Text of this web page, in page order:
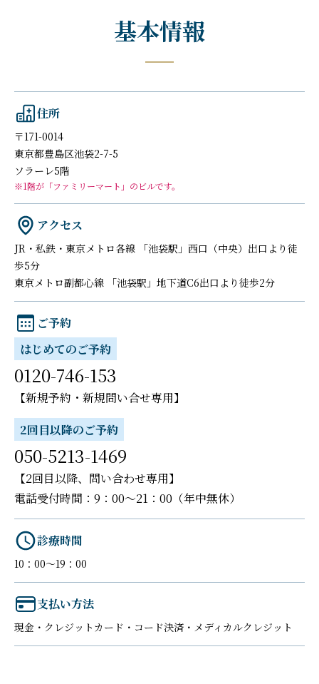
基本情報
住所
〒171-0014
東京都豊島区池袋2-7-5
ソラーレ5階
※1階が「ファミリーマート」のビルです。
アクセス
JR・私鉄・東京メトロ各線 「池袋駅」西口（中央）出口より徒
歩5分
東京メトロ副都心線 「池袋駅」地下道C6出口より徒歩2分
ご予約
はじめてのご予約
0120-746-153
【新規予約・新規問い合せ専用】
2回目以降のご予約
050-5213-1469
【2回目以降、問い合わせ専用】
電話受付時間：9：00～21：00（年中無休）
診療時間
10：00～19：00
支払い方法
現金・クレジットカード・コード決済・メディカルクレジット